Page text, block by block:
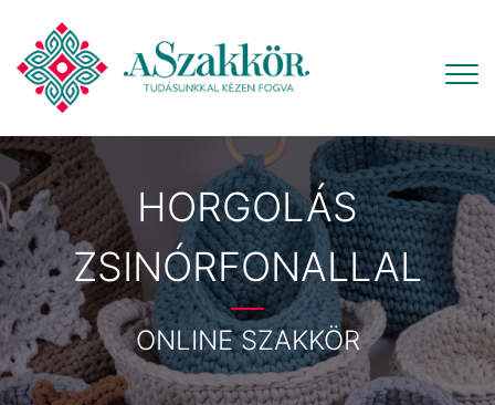
HORGOLÁS
ZSINÓRFONALLAL
ONLINE SZAKKÖR